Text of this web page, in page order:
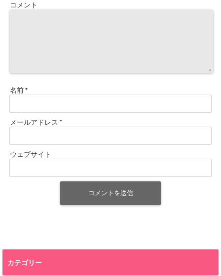
コメント
名前*
メールアドレス *
ウェブサイト
カテゴリー